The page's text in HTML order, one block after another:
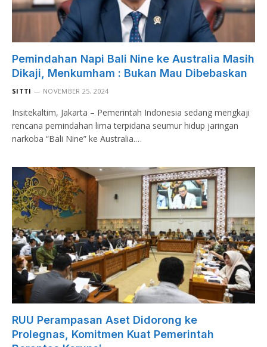
Pemindahan Napi Bali Nine ke Australia Masih
Dikaji, Menkumham : Bukan Mau Dibebaskan
SITTI NOVEMBER 25, 2024
Insitekaltim, Jakarta – Pemerintah Indonesia sedang mengkaji
rencana pemindahan lima terpidana seumur hidup jaringan
narkoba “Bali Nine” ke Australia.…
RUU Perampasan Aset Didorong ke
Prolegnas, Komitmen Kuat Pemerintah